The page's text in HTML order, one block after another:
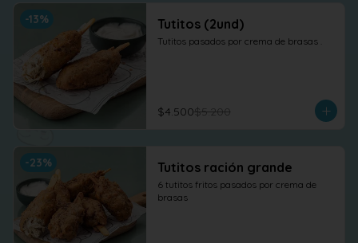
-13% Tutitos (2und)
Tutitos pasados por crema de brasas .
$4.500$5.200
-23% Tutitos ración grande
6 tutitos fritos pasados por crema de
brasas